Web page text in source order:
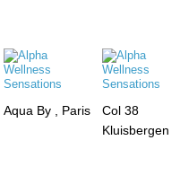
Aqua By , Paris
Col 38
Kluisbergen